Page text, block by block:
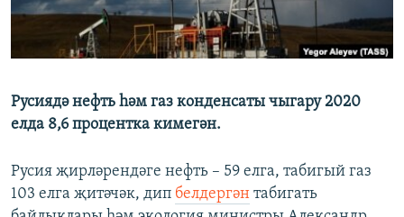
ДИНИ ТОРМЫШ
ПӘРӘВЕЗ
КИНОХАНӘ
ӘЙДӘ ONLINE
IDEL.РЕАЛИИ
БЕЗГӘ КУШЫЛЫГЫЗ!
БАШКА ТЕЛЛӘРДӘ
Русиядә нефть һәм газ конденсаты чыгару 2020
елда 8,6 процентка кимегән.
Русия җирләрендәге нефть – 59 елга, табигый газ
103 елга җитәчәк, дип белдергән табигать